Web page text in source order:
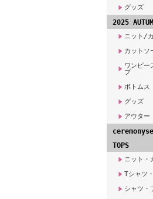
グッズ
2025
ニット/
カットソ
ワンピー
プ
ボトムス
グッズ
アウター
TOPS
ニット・
Tシャツ
シャツ・